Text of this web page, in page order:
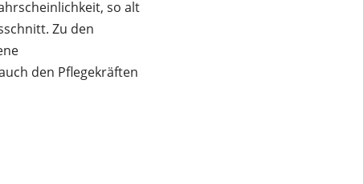
so alt
Zu den
den Pflegekräften